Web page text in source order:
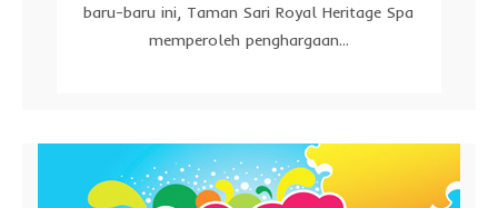
baru-baru ini, Taman Sari Royal Heritage Spa
memperoleh penghargaan...